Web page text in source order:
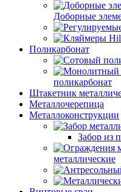
Доборные
Поликарбонат
поликарбонат
Штакетник
Металлочерепица
Металлоконструкции
Забор из
металлические